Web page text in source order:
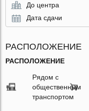
До центра
Дата сдачи
РАСПОЛОЖЕНИЕ
РАСПОЛОЖЕНИЕ
Рядом с
общественным
транспортом